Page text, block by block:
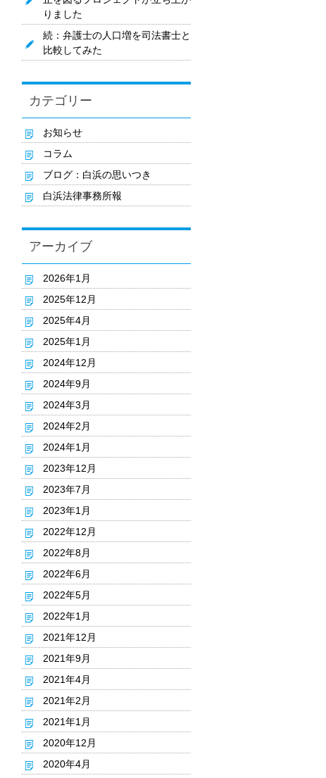
りました
続：弁護士の人口増を司法書士と
比較してみた
カテゴリー
お知らせ
コラム
ブログ：白浜の思いつき
白浜法律事務所報
アーカイブ
2026年1月
2025年12月
2025年4月
2025年1月
2024年12月
2024年9月
2024年3月
2024年2月
2024年1月
2023年12月
2023年7月
2023年1月
2022年12月
2022年8月
2022年6月
2022年5月
2022年1月
2021年12月
2021年9月
2021年4月
2021年2月
2021年1月
2020年12月
2020年4月